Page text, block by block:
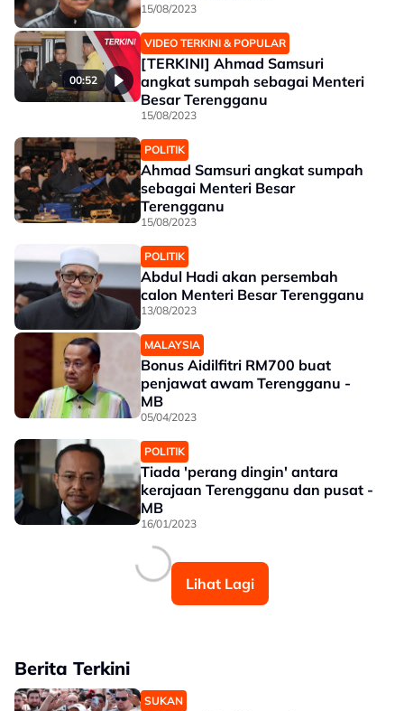
15/08/2023
00:52
VIDEO TERKINI & POPULAR
[TERKINI] Ahmad Samsuri
angkat sumpah sebagai Menteri
Besar Terengganu
15/08/2023
POLITIK
Ahmad Samsuri angkat sumpah
sebagai Menteri Besar
Terengganu
15/08/2023
POLITIK
Abdul Hadi akan persembah
calon Menteri Besar Terengganu
13/08/2023
MALAYSIA
Bonus Aidilfitri RM700 buat
penjawat awam Terengganu -
MB
05/04/2023
POLITIK
Tiada 'perang dingin' antara
kerajaan Terengganu dan pusat -
MB
16/01/2023
Lihat Lagi
Berita Terkini
SUKAN